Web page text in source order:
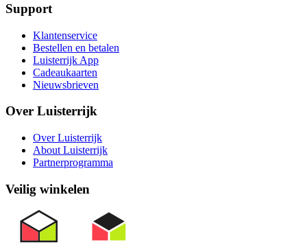
Support
Klantenservice
Bestellen en betalen
Luisterrijk App
Cadeaukaarten
Nieuwsbrieven
Over Luisterrijk
Over Luisterrijk
About Luisterrijk
Partnerprogramma
Veilig winkelen